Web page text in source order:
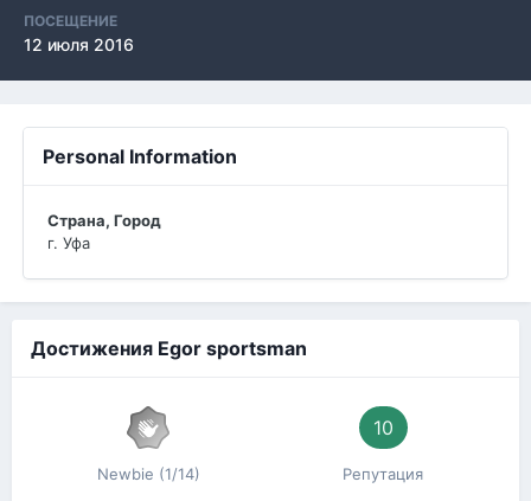
ПОСЕЩЕНИЕ
12 июля 2016
Personal Information
Страна, Город
г. Уфа
Достижения Egor sportsman
Newbie (1/14)
10
Репутация